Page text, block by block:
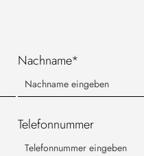
Nachname*
Telefonnummer